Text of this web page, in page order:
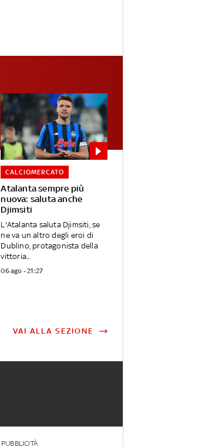
Atalanta sempre più
nuova: saluta anche
Djimsiti
CALCIOMERCATO
L'Atalanta saluta Djimsiti, se
ne va un altro degli eroi di
Dublino, protagonista della
vittoria...
06 ago - 21:27
VAI ALLA SEZIONE
PUBBLICITÀ